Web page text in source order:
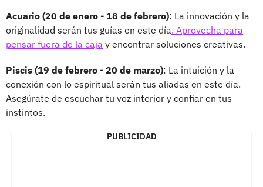
Acuario (20 de enero - 18 de febrero): La innovación y la
originalidad serán tus guías en este día. Aprovecha para
pensar fuera de la caja y encontrar soluciones creativas.
Piscis (19 de febrero - 20 de marzo): La intuición y la
conexión con lo espiritual serán tus aliadas en este día.
Asegúrate de escuchar tu voz interior y confiar en tus
instintos.
PUBLICIDAD